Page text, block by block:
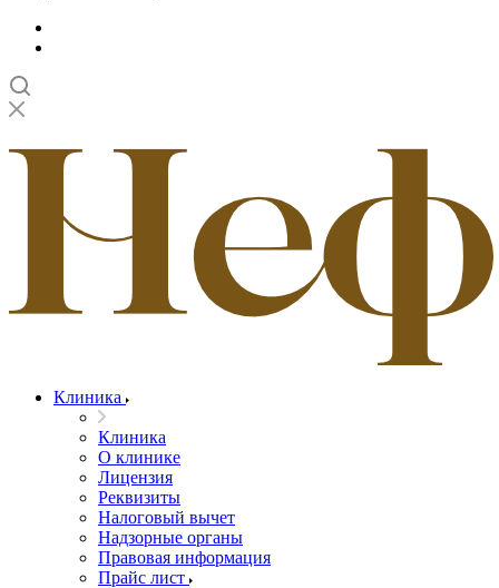
Клиника
Клиника
О клинике
Лицензия
Реквизиты
Налоговый вычет
Надзорные органы
Правовая информация
Прайс лист